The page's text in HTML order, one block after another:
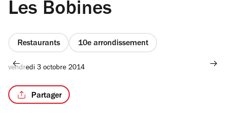
Les Bobines
Restaurants 10e arrondissement
vendredi 3 octobre 2014
Partager